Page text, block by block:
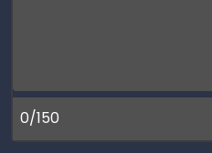
0/150